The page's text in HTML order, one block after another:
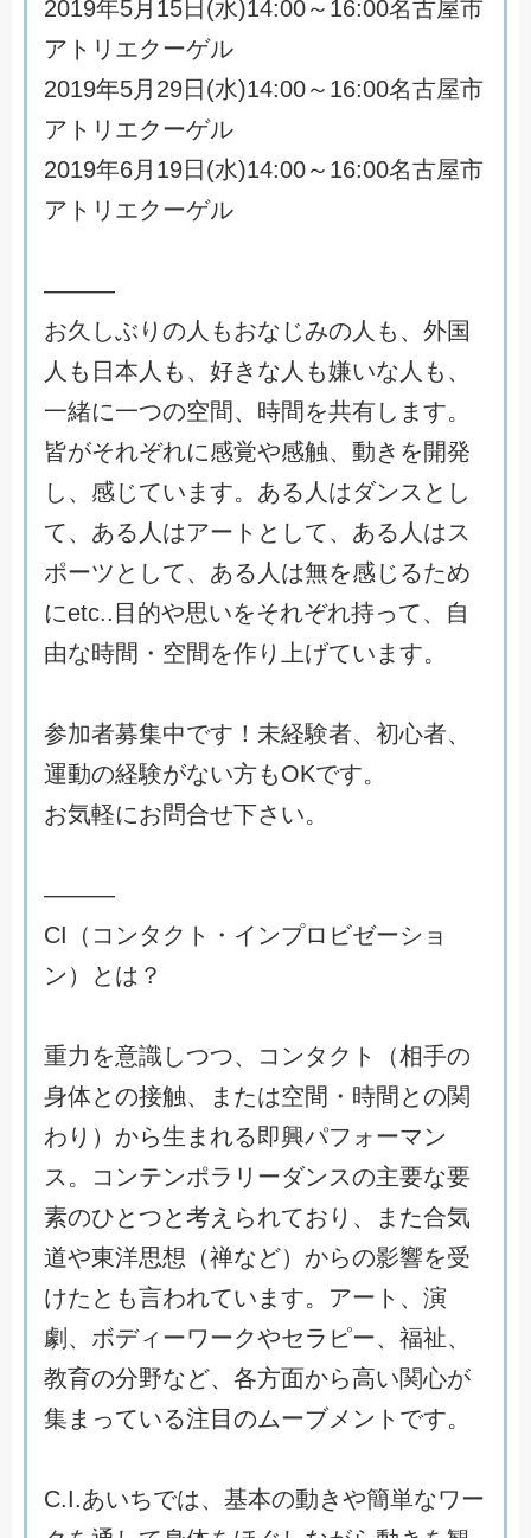
2019年5月 15日(水)14:00～ 16:00名古屋市
ア ト リ エクーゲル
2019年5月 29日(水)14:00～ 16:00名古屋市
ア ト リ エクーゲル
2019年6月 19日(水)14:00～ 16:00名古屋市
ア ト リ エクーゲル
―――
お久 しぶ り の 人 も おな じみの 人 も 、 外国
人 も 日本 人 も 、 好き な 人 も嫌いな 人 も 、
一緒に一つの空間、 時間を共有し ま す。
皆がそれぞれに感覚や感触、 動き を開発
し 、 感 じてい ま す。 ある 人 はダンス と し
て、 ある 人 はアー ト と して、 ある 人 は ス
ポーツ と して、 ある 人 は無を感 じ るため
にetc.. 目 的や思いをそれぞれ持って、 自
由な時間 ・ 空間を作り 上げてい ま す。
参加者募集中です ！ 未経験者、 初心者、
運動の経験がない方もOKです。
お気軽にお問合せ下さ い。
―――
CI （ コ ンタ ク ト ・ イ ンプロ ビゼーシ ョ
ン） と は ？
重力 を意識 しつつ、 コ ンタ ク ト （相手の
身体との接触、 ま たは空間 ・ 時間との関
わ り ） から生 ま れる即興パフ ォーマン
ス 。 コ ンテンポラ リ ーダンスの主要な要
素のひとつと考え られてお り 、 ま た合気
道や東洋思想 （禅など） からの影響を受
けた と も言われてい ま す。 アー ト 、 演
劇 、 ボディ ーワークやセラ ピー、 福祉、
教育の分野など、 各方面から高い関心が
集 ま っている注目のムーブメ ン ト です。
C.I.あいちでは、 基本の動きや簡単なワー